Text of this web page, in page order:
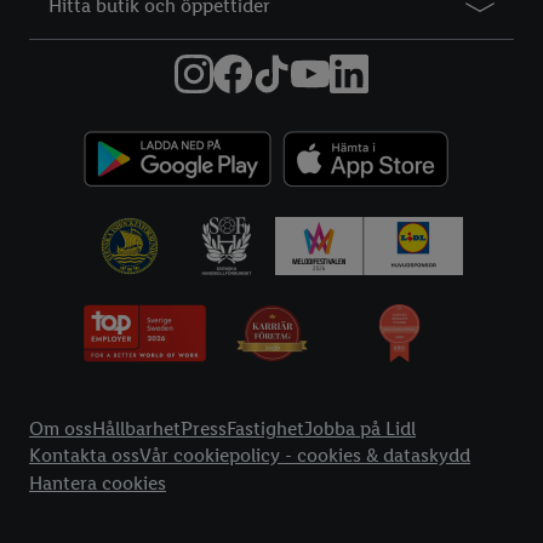
Hitta butik och öppettider
Om ossHållbarhetPressFastighetJobba på Lidl
Kontakta ossVår cookiepolicy - cookies & dataskydd
Hantera cookies